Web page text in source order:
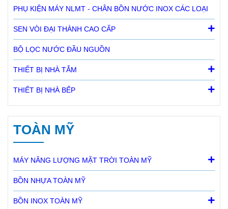
PHỤ KIỆN MÁY NLMT - CHÂN BỒN NƯỚC INOX CÁC LOẠI
SEN VÒI ĐẠI THÀNH CAO CẤP
BỘ LỌC NƯỚC ĐẦU NGUỒN
THIẾT BỊ NHÀ TẮM
THIẾT BỊ NHÀ BẾP
TOÀN MỸ
MÁY NĂNG LƯỢNG MẶT TRỜI TOÀN MỸ
BỒN NHỰA TOÀN MỸ
BỒN INOX TOÀN MỸ